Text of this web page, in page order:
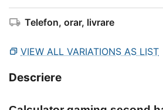
Telefon, orar, livrare
VIEW ALL VARIATIONS AS LIST
Descriere